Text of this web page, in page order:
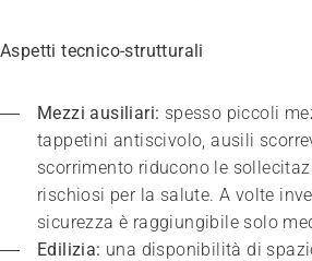
Aspetti tecnico-strutturali
Mezzi ausiliari: spesso piccoli
tappetini antiscivolo, ausili
scorrimento riducono le
rischiosi per la salute. A volte
sicurezza è raggiungibile solo
Edilizia: una disponibilità di